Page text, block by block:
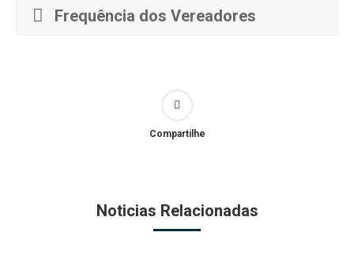
Frequência dos Vereadores
Compartilhe
Noticias Relacionadas